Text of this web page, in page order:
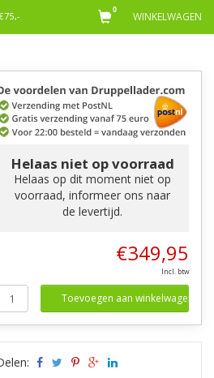
WINKELWAGEN
0
Helaas niet op voorraad
Helaas op dit moment niet op
voorraad, informeer ons naar
de levertijd.
€349,95
Incl. btw
Toevoegen aan winkelwagen